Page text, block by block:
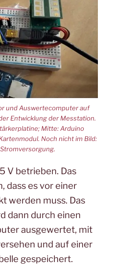
und Auswertecomputer auf
Entwicklung der Messtation.
Mitte: Arduino
Noch nicht im Bild:
V betrieben. Das
dass es vor einer
werden muss. Das
dann durch einen
ausgewertet, mit
und auf einer
gespeichert.